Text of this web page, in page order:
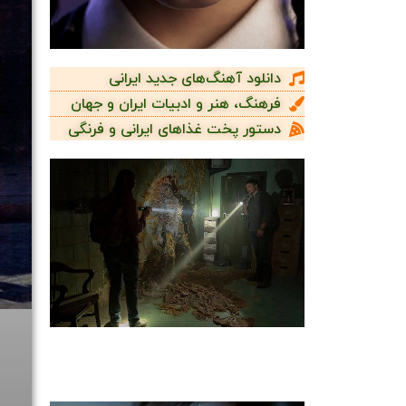
دانلود آهنگ‌های جدید ایرانی
فرهنگ، هنر و ادبیات ایران و جهان
دستور پخت غذاهای ایرانی و فرنگی